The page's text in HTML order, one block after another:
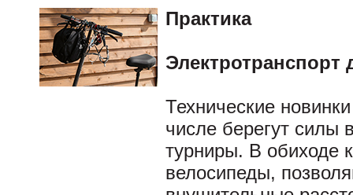
Практика
Электротранспорт
Технические
числе берегут силы
турниры. В обиходе
велосипеды,